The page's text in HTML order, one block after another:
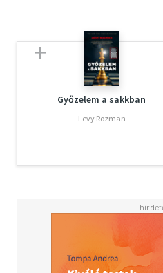
Győzelem a sakkban
Levy Rozman